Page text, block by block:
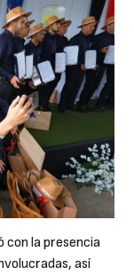
con la presencia
así